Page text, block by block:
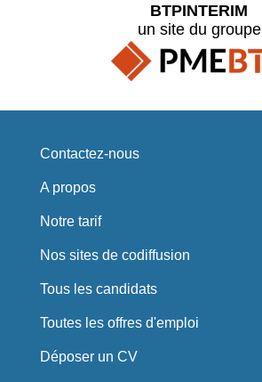
BTPINTERIM
un site du groupe
Contactez-nous
A propos
Notre tarif
Nos sites de codiffusion
Tous les candidats
Toutes les offres d'emploi
Déposer un CV